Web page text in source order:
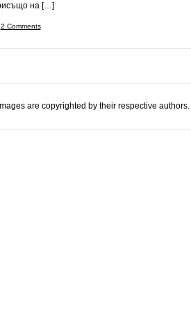
на […]
2 Comments
are copyrighted by their respective authors.